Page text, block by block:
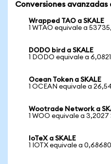
Conversiones
Wrapped TAO a SKALE
1 WTAO equivale a
DODO bird a SKALE
1 DODO equivale a
Ocean Token a SKALE
1 OCEAN equivale a
Wootrade Network a
1 WOO equivale a 3,2027
IoTeX a SKALE
1 IOTX equivale a